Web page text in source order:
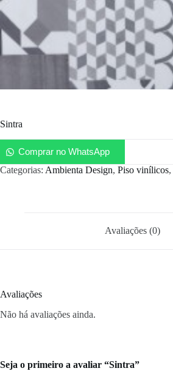
Sintra
Comprar no WhatsApp
Categorias: Ambienta Design, Piso vinílicos,
Avaliações (0)
Avaliações
Não há avaliações ainda.
Seja o primeiro a avaliar “Sintra”